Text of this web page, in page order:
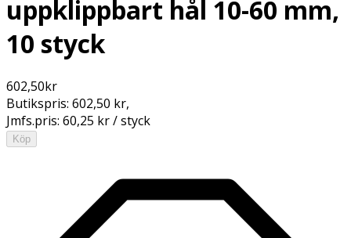
uppklippbart hål 10-60 mm,
10 styck
602,50kr
Butikspris: 602,50 kr,
Jmfs.pris: 60,25 kr / styck
Köp